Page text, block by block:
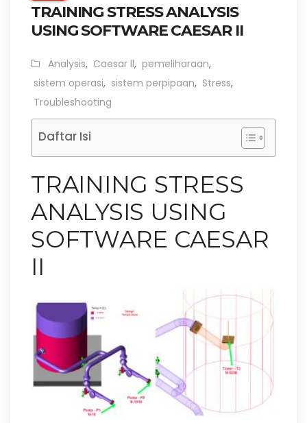
TRAINING STRESS ANALYSIS
USING SOFTWARE CAESAR II
Analysis, Caesar ll, pemeliharaan,
sistem operasi, sistem perpipaan, Stress,
Troubleshooting
Daftar Isi
TRAINING STRESS
ANALYSIS USING
SOFTWARE CAESAR
II